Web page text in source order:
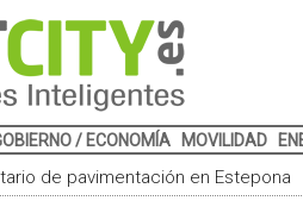
/ ECONOMÍA MOVILIDAD
de pavimentación en Estepona